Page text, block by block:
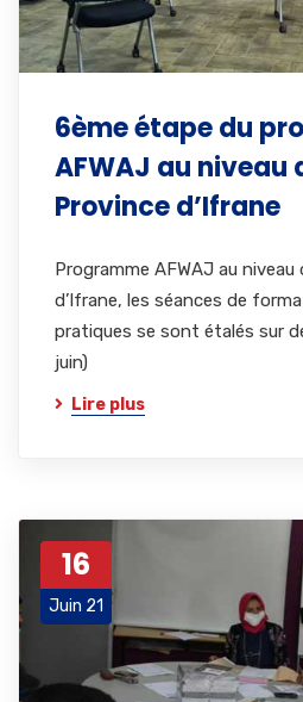
6ème étape du
AFWAJ au niveau
Province d’Ifrane
Programme AFWAJ au niveau
d’Ifrane, les séances de
pratiques se sont étalés sur
juin)
Lire plus
16
Juin 21